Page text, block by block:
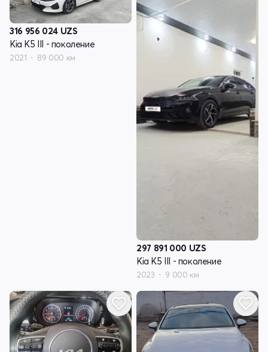
316 956 024 UZS
Kia K5 III - поколение
2021 89 000 км
297 891 000 UZS
Kia K5 III - поколение
2023 9 000 км